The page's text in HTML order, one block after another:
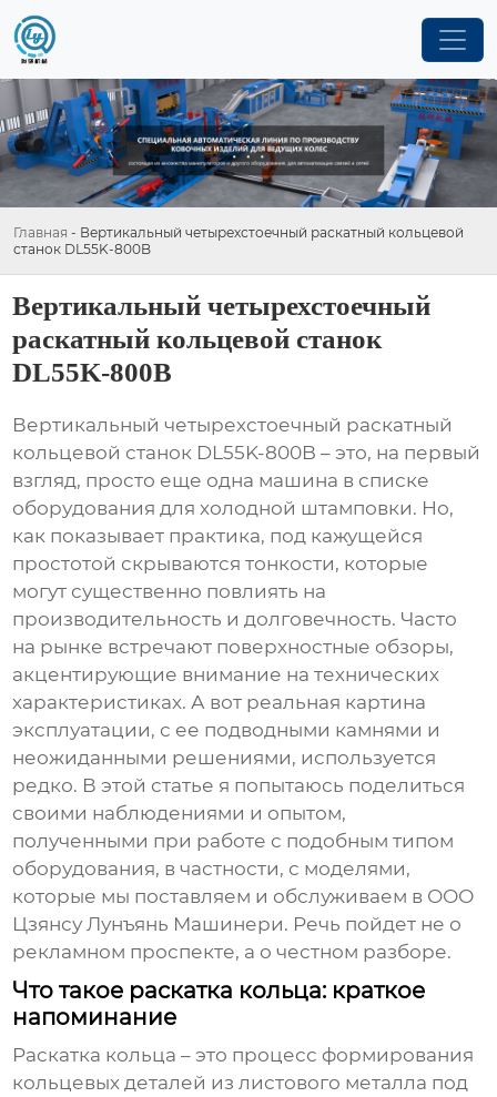
Главная - Вертикальный четырехстоечный раскатный кольцевой
станок DL55K-800B
Вертикальный четырехстоечный
раскатный кольцевой станок
DL55K-800B
Вертикальный четырехстоечный раскатный
кольцевой станок DL55K-800B – это, на первый
взгляд, просто еще одна машина в списке
оборудования для холодной штамповки. Но,
как показывает практика, под кажущейся
простотой скрываются тонкости, которые
могут существенно повлиять на
производительность и долговечность. Часто
на рынке встречают поверхностные обзоры,
акцентирующие внимание на технических
характеристиках. А вот реальная картина
эксплуатации, с ее подводными камнями и
неожиданными решениями, используется
редко. В этой статье я попытаюсь поделиться
своими наблюдениями и опытом,
полученными при работе с подобным типом
оборудования, в частности, с моделями,
которые мы поставляем и обслуживаем в ООО
Цзянсу Лунъянь Машинери. Речь пойдет не о
рекламном проспекте, а о честном разборе.
Что такое раскатка кольца: краткое
напоминание
Раскатка кольца – это процесс формирования
кольцевых деталей из листового металла под